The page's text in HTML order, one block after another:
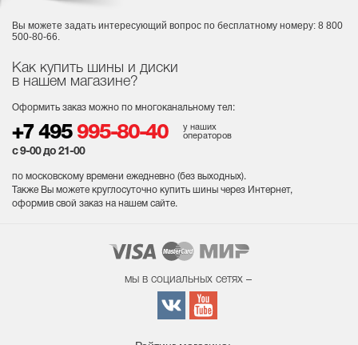
Как купить шины и диски
в нашем магазине?
Оформить заказ можно по многоканальному тел:
+7 495 995-80-40
у наших
операторов
с 9-00 до 21-00
по московскому времени ежедневно (без выходных).
Также Вы можете круглосуточно купить шины через Интернет,
оформив свой заказ на нашем сайте.
Вы можете задать интересующий вопрос по бесплатному номеру: 8 800
500-80-66.
мы в социальных сетях –